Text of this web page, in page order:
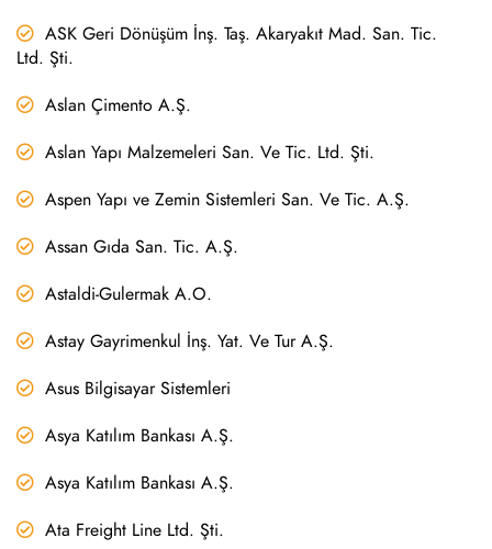
ASK Geri Dönüşüm İnş. Taş. Akaryakıt Mad. San. Tic.
Ltd. Şti.
Aslan Çimento A.Ş.
Aslan Yapı Malzemeleri San. Ve Tic. Ltd. Şti.
Aspen Yapı ve Zemin Sistemleri San. Ve Tic. A.Ş.
Assan Gıda San. Tic. A.Ş.
Astaldi-Gulermak A.O.
Astay Gayrimenkul İnş. Yat. Ve Tur A.Ş.
Asus Bilgisayar Sistemleri
Asya Katılım Bankası A.Ş.
Asya Katılım Bankası A.Ş.
Ata Freight Line Ltd. Şti.